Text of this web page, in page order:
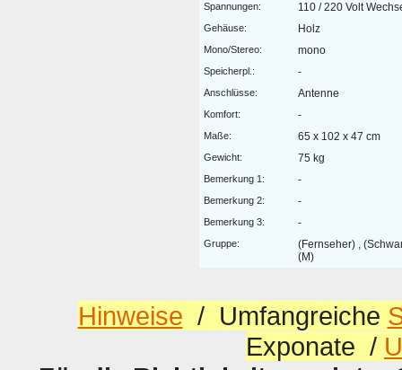
Spannungen: 110 / 220 Volt
Gehäuse: Holz
Mono/Stereo: mono
Speicherpl.: -
Anschlüsse: Antenne
Komfort: -
Maße: 65 x 102 x 47 cm
Gewicht: 75 kg
Bemerkung 1: -
Bemerkung 2: -
Bemerkung 3: -
Gruppe:
(Fernseher) ,
(M)
Hinweise / Umfangreiche
Exponate /